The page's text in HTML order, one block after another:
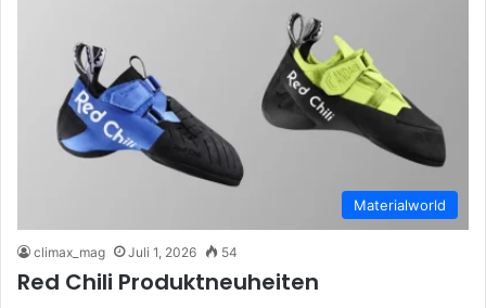
Materialworld
climax_mag Juli 1, 2026 54
Red Chili Produktneuheiten